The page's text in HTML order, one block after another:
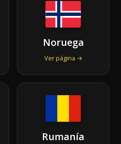
Noruega
Ver página →
Rumanía